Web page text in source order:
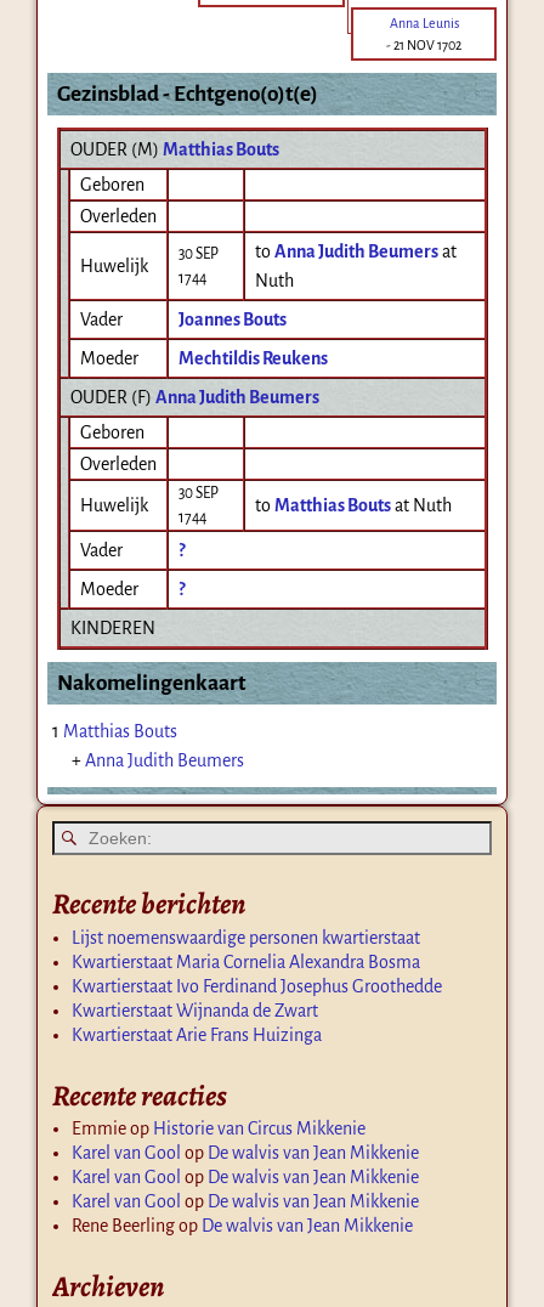
Anna Leunis
-21 NOV 1702
Gezinsblad - Echtgeno(o)t(e)
OUDER (M) Matthias Bouts
Geboren
Overleden
Huwelijk
30 SEP
1744
toAnna Judith Beumers at
Nuth
Vader
Joannes Bouts
Moeder
Mechtildis Reukens
OUDER (F) Anna Judith Beumers
Geboren
Overleden
Huwelijk
30 SEP
1744
toMatthias Bouts at Nuth
Vader
?
Moeder
?
KINDEREN
Nakomelingenkaart
1 Matthias Bouts
+Anna Judith Beumers
Recente berichten
Lijst noemenswaardige personen kwartierstaat
Kwartierstaat Maria Cornelia Alexandra Bosma
Kwartierstaat Ivo Ferdinand Josephus Groothedde
Kwartierstaat Wijnanda de Zwart
Kwartierstaat Arie Frans Huizinga
Recente reacties
Emmieop Historie van Circus Mikkenie
Karel van Gool op De walvis van Jean Mikkenie
Karel van Gool op De walvis van Jean Mikkenie
Karel van Gool op De walvis van Jean Mikkenie
Rene Beerlingop De walvis van Jean Mikkenie
Archieven